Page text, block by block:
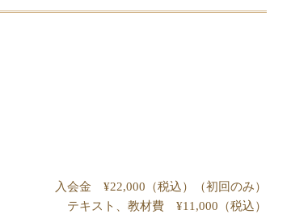
入会金 ¥22,000（税込）（初回のみ）
テキスト、教材費 ¥11,000（税込）